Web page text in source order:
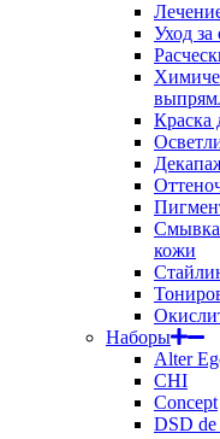
Уход
Краска
Смывка
кожи
Наборы
Alter
CHI
Concept
DSD de